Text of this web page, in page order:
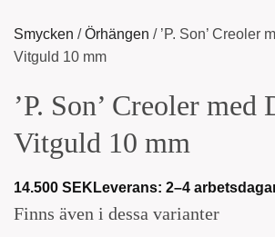
Smycken /Örhängen / ’P. Son’ Creoler
Vitguld 10 mm
’P. Son’ Creoler med
Vitguld 10 mm
14.500 SEK Leverans: 2–4
Finns även i dessa varianter